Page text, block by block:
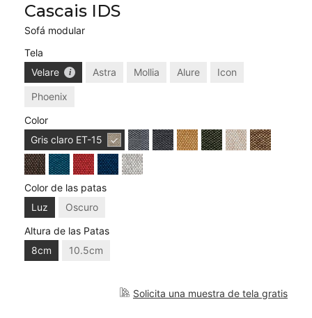
Cascais IDS
Sofá modular
Tela
Velare
Astra Mollia Alure Icon
Phoenix
Color
Gris claro ET-15
Color de las patas
Luz
Oscuro
Altura de las Patas
8cm
10.5cm
Solicita una muestra de tela gratis